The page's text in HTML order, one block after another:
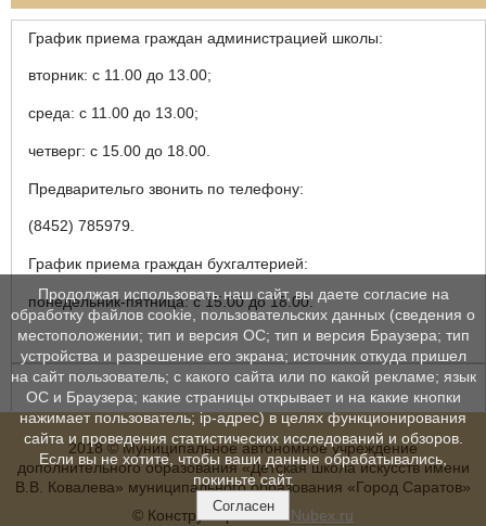
График приема граждан администрацией школы:
вторник: с 11.00 до 13.00;
среда: с 11.00 до 13.00;
четверг: с 15.00 до 18.00.
Предварительго звонить по телефону:
(8452) 785979.
График приема граждан бухгалтерией:
понедельник-пятница: с 15.00 до 18.00.
2018 © Муниципальное автономное учреждение
дополнительного образования «Детская школа искусств имени
В.В. Ковалева» муниципального образования «Город Саратов»
© Конструктор сайтовNubex.ru
Продолжая использовать наш сайт, вы даете согласие на
обработку файлов cookie, пользовательских данных (сведения о
местоположении; тип и версия ОС; тип и версия Браузера; тип
устройства и разрешение его экрана; источник откуда пришел
на сайт пользователь; с какого сайта или по какой рекламе; язык
ОС и Браузера; какие страницы открывает и на какие кнопки
нажимает пользователь; ip-адрес) в целях функционирования
сайта и проведения статистических исследований и обзоров.
Если вы не хотите, чтобы ваши данные обрабатывались,
покиньте сайт.
Согласен